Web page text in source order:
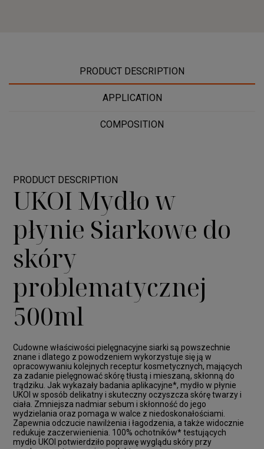
PRODUCT DESCRIPTION
APPLICATION
COMPOSITION
PRODUCT DESCRIPTION
UKOI Mydło w
płynie Siarkowe do
skóry
problematycznej
500ml
Cudowne właściwości pielęgnacyjne siarki są powszechnie
znane i dlatego z powodzeniem wykorzystuje się ją w
opracowywaniu kolejnych receptur kosmetycznych, mających
za zadanie pielęgnować skórę tłustą i mieszaną, skłonną do
trądziku. Jak wykazały badania aplikacyjne*, mydło w płynie
UKOI w sposób delikatny i skuteczny oczyszcza skórę twarzy i
ciała. Zmniejsza nadmiar sebum i skłonność do jego
wydzielania oraz pomaga w walce z niedoskonałościami.
Zapewnia odczucie nawilżenia i łagodzenia, a także widocznie
redukuje zaczerwienienia. 100% ochotników* testujących
mydło UKOI potwierdziło poprawę wyglądu skóry przy